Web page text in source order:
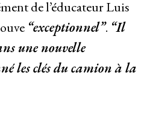
de l’éducateur Luis
“exceptionnel”. “Il
une nouvelle
les clés du camion à la